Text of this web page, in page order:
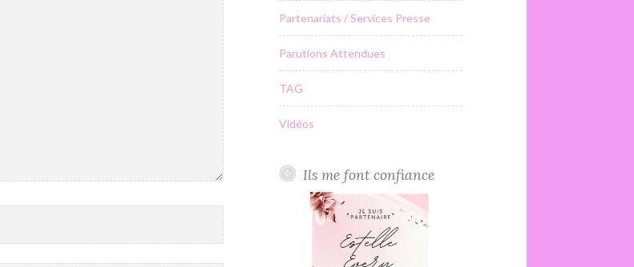
Partenariats / Services Presse
Parutions Attendues
TAG
Vidéos
Ils me font confiance